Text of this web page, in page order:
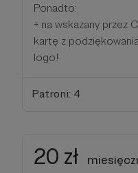
Ponadto:
+ na wskazany przez
kartę z
logo!
Patroni: 4
20 zł